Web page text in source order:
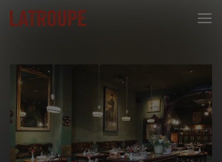
DESTINOS
OFERTAS
CITY STORIES
EVENTOS
GRUPOS